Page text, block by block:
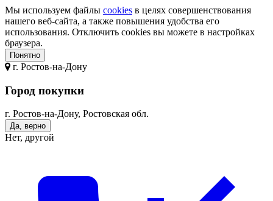
Мы используем файлы cookies в целях совершенствования
нашего веб-сайта, а также повышения удобства его
использования. Отключить cookies вы можете в настройках
браузера.
Понятно
г. Ростов-на-Дону
Город покупки
г. Ростов-на-Дону, Ростовская обл.
Да, верно
Нет, другой